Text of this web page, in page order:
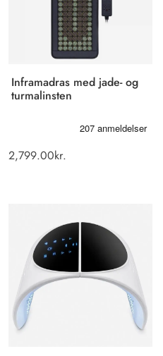
Inframadras med jade- og
turmalinsten
2,799.00kr.